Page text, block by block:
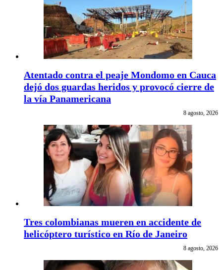
Atentado contra el peaje Mondomo en Cauca
dejó dos guardas heridos y provocó cierre de
la vía Panamericana
8 agosto, 2026
Tres colombianas mueren en accidente de
helicóptero turístico en Río de Janeiro
8 agosto, 2026